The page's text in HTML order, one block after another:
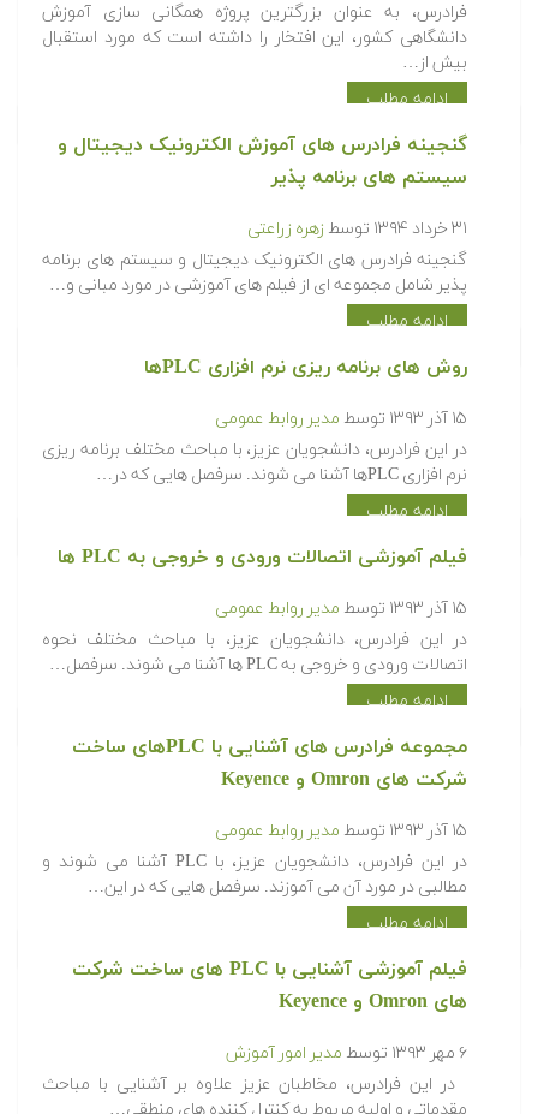
فرادرس، به عنوان بزرگترین پروژه همگانی سازی آموزش
دانشگاهی کشور، این افتخار را داشته است که مورد استقبال
بیش از…
ادامه مطلب
گنجینه فرادرس های آموزش الکترونیک دیجیتال و
سیستم های برنامه پذیر
۳۱ خرداد ۱۳۹۴ توسط زهره زراعتی
گنجینه فرادرس های الکترونیک دیجیتال و سیستم های برنامه
پذیر شامل مجموعه ای از فیلم های آموزشی در مورد مبانی و…
ادامه مطلب
روش های برنامه ریزی نرم افزاری PLCها
۱۵ آذر ۱۳۹۳ توسط مدیر روابط عمومی
در این فرادرس، دانشجویان عزیز، با مباحث مختلف برنامه ریزی
نرم افزاری PLCها آشنا می شوند. سرفصل هایی که در…
ادامه مطلب
​فیلم آموزشی اتصالات ورودی و خروجی به PLC ها
۱۵ آذر ۱۳۹۳ توسط مدیر روابط عمومی
در این فرادرس، دانشجویان عزیز، با مباحث مختلف نحوه
اتصالات ورودی و خروجی به PLC ها آشنا می شوند. سرفصل…
ادامه مطلب
مجموعه فرادرس های آشنایی با PLCهای ساخت
شرکت های Omron و Keyence
۱۵ آذر ۱۳۹۳ توسط مدیر روابط عمومی
در این فرادرس، دانشجویان عزیز، با PLC آشنا می شوند و
مطالبی در مورد آن می آموزند. سرفصل هایی که در این…
ادامه مطلب
فیلم آموزشی آشنایی با PLC های ساخت شرکت
های Omron و Keyence
۶ مهر ۱۳۹۳ توسط مدیر امور آموزش
در این فرادرس، مخاطبان عزیز علاوه بر آشنایی با مباحث